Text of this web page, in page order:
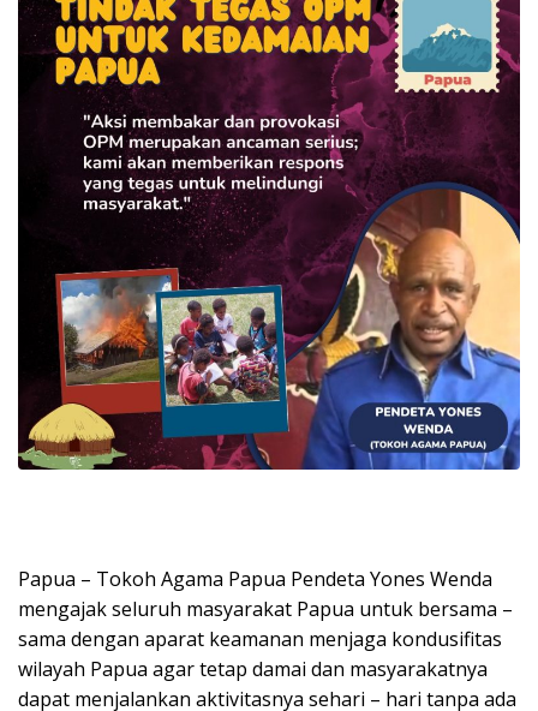
Papua – Tokoh Agama Papua Pendeta Yones Wenda
mengajak seluruh masyarakat Papua untuk bersama –
sama dengan aparat keamanan menjaga kondusifitas
wilayah Papua agar tetap damai dan masyarakatnya
dapat menjalankan aktivitasnya sehari – hari tanpa ada